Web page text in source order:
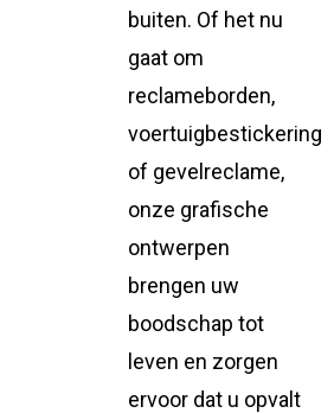
buiten. Of het nu
gaat om
reclameborden,
voertuigbestickering
of gevelreclame,
onze grafische
ontwerpen
brengen uw
boodschap tot
leven en zorgen
ervoor dat u opvalt